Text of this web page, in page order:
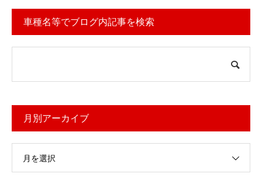
車種名等でブログ内記事を検索
月別アーカイブ
月を選択